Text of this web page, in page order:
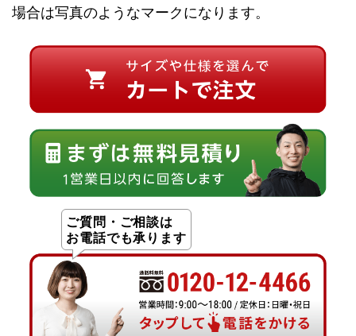
場合は写真のようなマークになります。
ご質問・ご相談は
お電話でも承ります